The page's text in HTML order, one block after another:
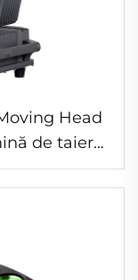
Head
de taiere
LED Light